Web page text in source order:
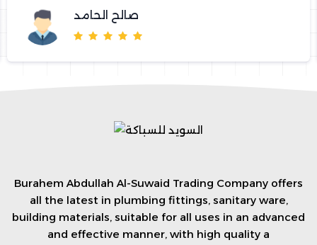
صالح الحامد
Burahem Abdullah Al-Suwaid Trading Company offers
all the latest in plumbing fittings, sanitary ware,
building materials, suitable for all uses in an advanced
and effective manner, with high quality a